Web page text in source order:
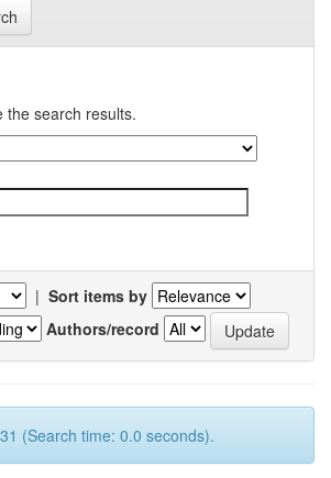
the search results.
| Sort items by
Authors/record
(Search time: 0.0 seconds).